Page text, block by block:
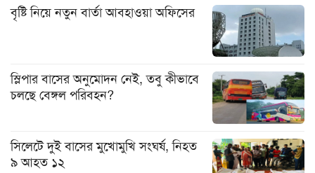
বৃষ্টি নিয়ে নতুন বার্তা আবহাওয়া অফিসের
স্লিপার বাসের অনুমোদন নেই, তবু কীভাবে
চলছে বেঙ্গল পরিবহন?
সিলেটে দুই বাসের মুখোমুখি সংঘর্ষ, নিহত
৯ আহত ১২